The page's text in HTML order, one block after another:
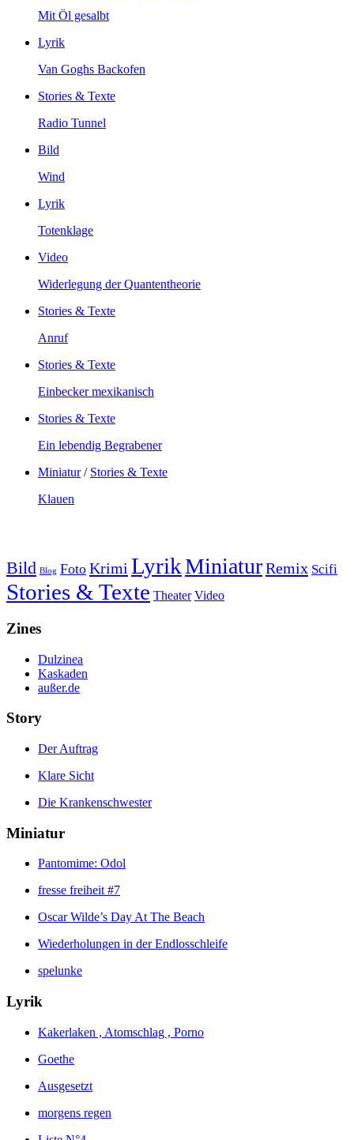
Mit Öl gesalbt
Lyrik
Van Goghs Backofen
Stories & Texte
Radio Tunnel
Bild
Wind
Lyrik
Totenklage
Video
Widerlegung der Quantentheorie
Stories & Texte
Anruf
Stories & Texte
Einbecker mexikanisch
Stories & Texte
Ein lebendig Begrabener
Miniatur/ Stories & Texte
Klauen
Bild Blog Foto Krimi LyrikMiniaturRemix Scifi
Stories & Texte Theater Video
Zines
Dulzinea
Kaskaden
außer.de
Story
Der Auftrag
Klare Sicht
Die Krankenschwester
Miniatur
Pantomime: Odol
fresse freiheit #7
Oscar Wilde’s Day At The Beach
Wiederholungen in der Endlosschleife
spelunke
Lyrik
Kakerlaken , Atomschlag , Porno
Goethe
Ausgesetzt
morgens regen